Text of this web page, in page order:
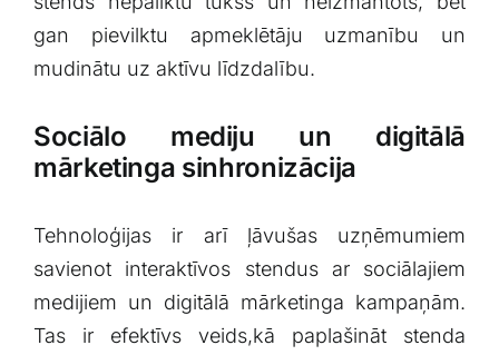
gan pievilktu apmeklētāju uzmanību​ un
mudinātu uz aktīvu līdzdalību.
Sociālo mediju un digitālā
mārketinga sinhronizācija
Tehnoloģijas ir arī ļāvušas uzņēmumiem
savienot interaktīvos stendus ar sociālajiem
medijiem un digitālā mārketinga kampaņām.
Tas ir efektīvs veids,kā ⁣paplašināt stenda